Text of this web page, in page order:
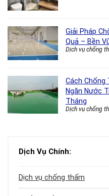
Giải Pháp
Quả – Bền
Dịch vụ chống
Cách Chống
Ngăn Nước
Tháng
Dịch vụ chống
Dịch Vụ Chính:
Dịch vụ chống thấm